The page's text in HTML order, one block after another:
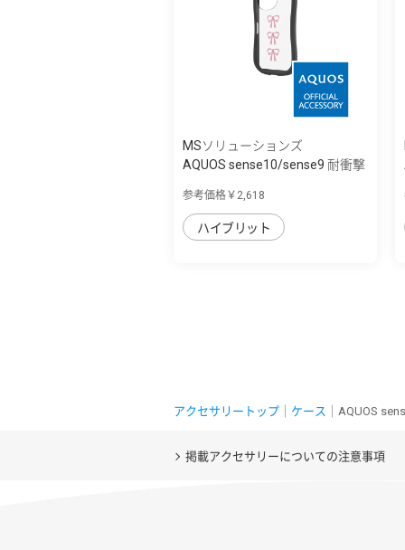
MSソリューションズ
AQUOS sense10/sense9 耐衝撃
参考価格￥2,618
ハイブリット
アクセサリートップ ケース ｜AQUOS
掲載アクセサリーについての注意事項